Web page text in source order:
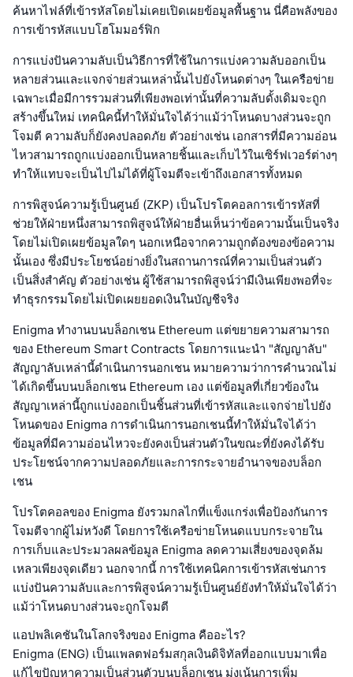
ค้นหาไฟล์ที่เข้ารหัสโดยไม่เคยเปิดเผยข้อมูลพื้นฐาน นี่คือพลังของ
การเข้ารหัสแบบโฮโมมอร์ฟิก
การแบ่งปันความลับเป็นวิธีการที่ใช้ในการแบ่งความลับออกเป็น
หลายส่วนและแจกจ่ายส่วนเหล่านั้นไปยังโหนดต่างๆ ในเครือข่าย
เฉพาะเมื่อมีการรวมส่วนที่เพียงพอเท่านั้นที่ความลับดั้งเดิมจะถูก
สร้างขึ้นใหม่ เทคนิคนี้ทำให้มั่นใจได้ว่าแม้ว่าโหนดบางส่วนจะถูก
โจมตี ความลับก็ยังคงปลอดภัย ตัวอย่างเช่น เอกสารที่มีความอ่อน
ไหวสามารถถูกแบ่งออกเป็นหลายชิ้นและเก็บไว้ในเซิร์ฟเวอร์ต่างๆ
ทำให้แทบจะเป็นไปไม่ได้ที่ผู้โจมตีจะเข้าถึงเอกสารทั้งหมด
การพิสูจน์ความรู้เป็นศูนย์ (ZKP) เป็นโปรโตคอลการเข้ารหัสที่
ช่วยให้ฝ่ายหนึ่งสามารถพิสูจน์ให้ฝ่ายอื่นเห็นว่าข้อความนั้นเป็นจริง
โดยไม่เปิดเผยข้อมูลใดๆ นอกเหนือจากความถูกต้องของข้อความ
นั้นเอง ซึ่งมีประโยชน์อย่างยิ่งในสถานการณ์ที่ความเป็นส่วนตัว
เป็นสิ่งสำคัญ ตัวอย่างเช่น ผู้ใช้สามารถพิสูจน์ว่ามีเงินเพียงพอที่จะ
ทำธุรกรรมโดยไม่เปิดเผยยอดเงินในบัญชีจริง
Enigma ทำงานบนบล็อกเชน Ethereum แต่ขยายความสามารถ
ของ Ethereum Smart Contracts โดยการแนะนำ "สัญญาลับ"
สัญญาลับเหล่านี้ดำเนินการนอกเชน หมายความว่าการคำนวณไม่
ได้เกิดขึ้นบนบล็อกเชน Ethereum เอง แต่ข้อมูลที่เกี่ยวข้องใน
สัญญาเหล่านี้ถูกแบ่งออกเป็นชิ้นส่วนที่เข้ารหัสและแจกจ่ายไปยัง
โหนดของ Enigma การดำเนินการนอกเชนนี้ทำให้มั่นใจได้ว่า
ข้อมูลที่มีความอ่อนไหวจะยังคงเป็นส่วนตัวในขณะที่ยังคงได้รับ
ประโยชน์จากความปลอดภัยและการกระจายอำนาจของบล็อก
เชน
โปรโตคอลของ Enigma ยังรวมกลไกที่แข็งแกร่งเพื่อป้องกันการ
โจมตีจากผู้ไม่หวังดี โดยการใช้เครือข่ายโหนดแบบกระจายใน
การเก็บและประมวลผลข้อมูล Enigma ลดความเสี่ยงของจุดล้ม
เหลวเพียงจุดเดียว นอกจากนี้ การใช้เทคนิคการเข้ารหัสเช่นการ
แบ่งปันความลับและการพิสูจน์ความรู้เป็นศูนย์ยังทำให้มั่นใจได้ว่า
แม้ว่าโหนดบางส่วนจะถูกโจมตี
แอปพลิเคชันในโลกจริงของ Enigma คืออะไร?
Enigma (ENG) เป็นแพลตฟอร์มสกุลเงินดิจิทัลที่ออกแบบมาเพื่อ
แก้ไขปัญหาความเป็นส่วนตัวบนบล็อกเชน มุ่งเน้นการเพิ่ม